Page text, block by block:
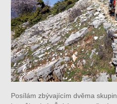
Posílám zbývajícím dvěma